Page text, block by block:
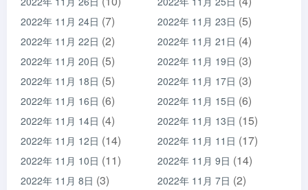
2022年 11月 24日 (7) 2022年 11月 23日 (5)
2022年 11月 22日 (2) 2022年 11月 21日 (4)
2022年 11月 20日 (5) 2022年 11月 19日 (3)
2022年 11月 18日 (5) 2022年 11月 17日 (3)
2022年 11月 16日 (6) 2022年 11月 15日 (6)
2022年 11月 14日 (4) 2022年 11月 13日 (15)
2022年 11月 12日 (14) 2022年 11月 11日 (17)
2022年 11月 10日 (11) 2022年 11月 9日 (14)
2022年 11月 8日 (3) 2022年 11月 7日 (2)